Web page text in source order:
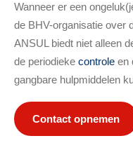
Wanneer er een
de BHV-organisatie over
ANSUL biedt niet alleen
de periodieke controle en
gangbare hulpmiddelen
Contact opnemen